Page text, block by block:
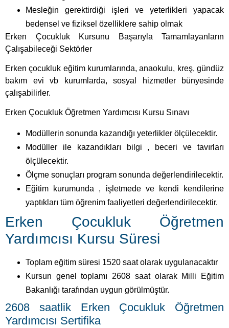
bakım evi vb kurumlarda, sosyal hizmetler bünyesinde
çalışabilirler.
Modüllerin sonunda kazandığı yeterlikler ölçülecektir.
Modüller ile kazandıkları bilgi , beceri ve tavırları
ölçülecektir.
Eğitim kurumunda , işletmede ve kendi kendilerine
yaptıkları tüm öğrenim faaliyetleri değerlendirilecektir.
Erken Çocukluk Öğretmen
Yardımcısı Kursu Süresi
Kursun genel toplamı 2608 saat olarak Milli Eğitim
Bakanlığı tarafından uygun görülmüştür.
2608 saatlik Erken Çocukluk Öğretmen
Yardımcısı Sertifika
Bu alanda eğitimini tamamlayan kursiyerlere M.E.B onaylı
‘’ERKEN ÇOCUKLUK ÖĞRETMEN YARDIMCISI‘’ kurs
bitirme sertifikası verilecektir.